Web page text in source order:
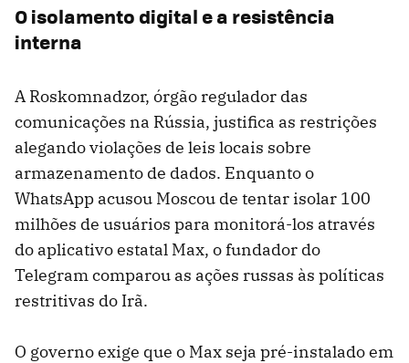
O isolamento digital e a resistência
interna
A Roskomnadzor, órgão regulador das
comunicações na Rússia, justifica as restrições
alegando violações de leis locais sobre
armazenamento de dados. Enquanto o
WhatsApp acusou Moscou de tentar isolar 100
milhões de usuários para monitorá-los através
do aplicativo estatal Max, o fundador do
Telegram comparou as ações russas às políticas
restritivas do Irã.
O governo exige que o Max seja pré-instalado em